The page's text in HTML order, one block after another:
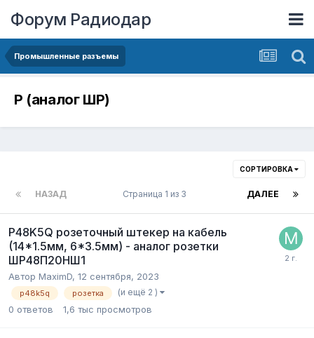
Форум Радиодар
Промышленные разъемы
P (аналог ШР)
СОРТИРОВКА
НАЗАД ДАЛЕЕ
Страница 1 из 3
P48K5Q розеточный штекер на кабель
(14*1.5мм, 6*3.5мм) - аналог розетки
ШР48П20НШ1
Автор MaximD, 12 сентября, 2023
p48k5q розетка (и ещё 2 )
0 ответов 1,6 тыс просмотров